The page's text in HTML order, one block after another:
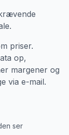
priser.
op,
margener og
via e-mail.
ser